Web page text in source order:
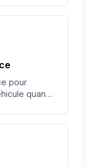
pour
quand